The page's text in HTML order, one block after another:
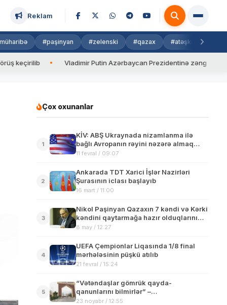
Reklam
#paşinyan #zelenski #qazax #atəşkəs
Vladimir Putin Azərbaycan Prezidentinə zəng edib
Çox oxunanlar
1
KİV: ABŞ Ukraynada nizamlanma ilə
bağlı Avropanın rəyini nəzərə almaq
istəyir
11 fevral / 09:07
2
Ankarada TDT Xarici İşlər Nazirləri
Şurasının iclası başlayıb
16 mart / 11:00
3
Nikol Paşinyan Qazaxın 7 kəndi və Kərki
kəndini qaytarmağa hazır olduqlarını
bildirib
8 may / 12:27
4
UEFA Çempionlar Liqasında 1/8 final
mərhələsinin püşkü atılıb
21 fevral / 15:24
5
“Vətəndaşlar gömrük qayda-
qanunlarını bilmirlər” –
Video+İnfoqrafika
23 noyabr / 12:55